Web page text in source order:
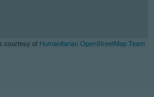
courtesy of Humanitarian OpenStreetMap Team